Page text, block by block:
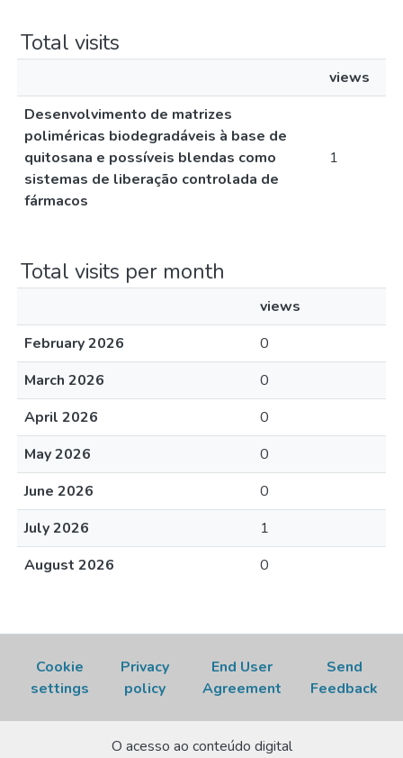
Total visits
views
Desenvolvimento de matrizes
poliméricas biodegradáveis à base de
quitosana e possíveis blendas como
sistemas de liberação controlada de
fármacos
1
Total visits per month
views
February 2026
0
March 2026
0
April 2026
0
May 2026
0
June 2026
0
July 2026
1
August 2026
0
Cookie
settings
Privacy
policy
End User
Agreement
Send
Feedback
O acesso ao conteúdo digital